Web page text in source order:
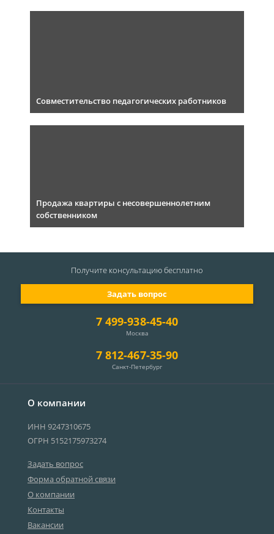
Совместительство педагогических работников
Продажа квартиры с несовершеннолетним
собственником
О компании
ИНН 9247310675
ОГРН 5152175973274
Задать вопрос
Форма обратной связи
О компании
Контакты
Вакансии
7 499-938-45-40
Москва
7 812-467-35-90
Санкт-Петербург
Задать вопрос
Получите консультациюбесплатно